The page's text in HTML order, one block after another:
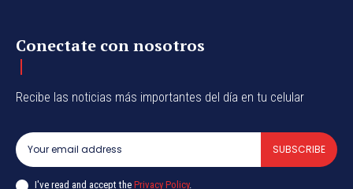
Conectate con nosotros
Recibe las noticias más importantes del día en tu celular
SUBSCRIBE
I've read and accept the Privacy Policy.